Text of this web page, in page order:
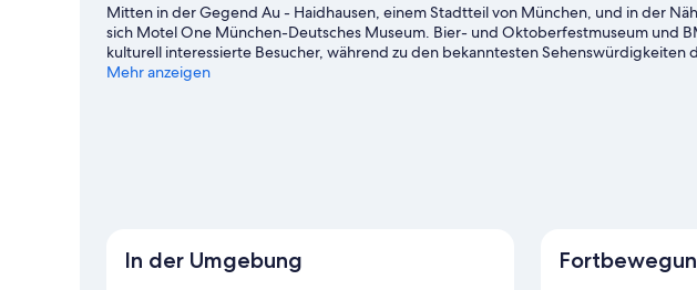
Mitten in der Gegend Au - Haidhausen, einem Stadtteil von München, und in der
sich Motel One München-Deutsches Museum. Bier- und Oktoberfestmuseum und
kulturell interessierte Besucher, während zu den bekanntesten Sehenswürdigkeiten
Hofbräuhaus und Altes Rathaus. Lust auf ein spannendes Event? Dann schau doch
Mehr anzeigen
In der Umgebung